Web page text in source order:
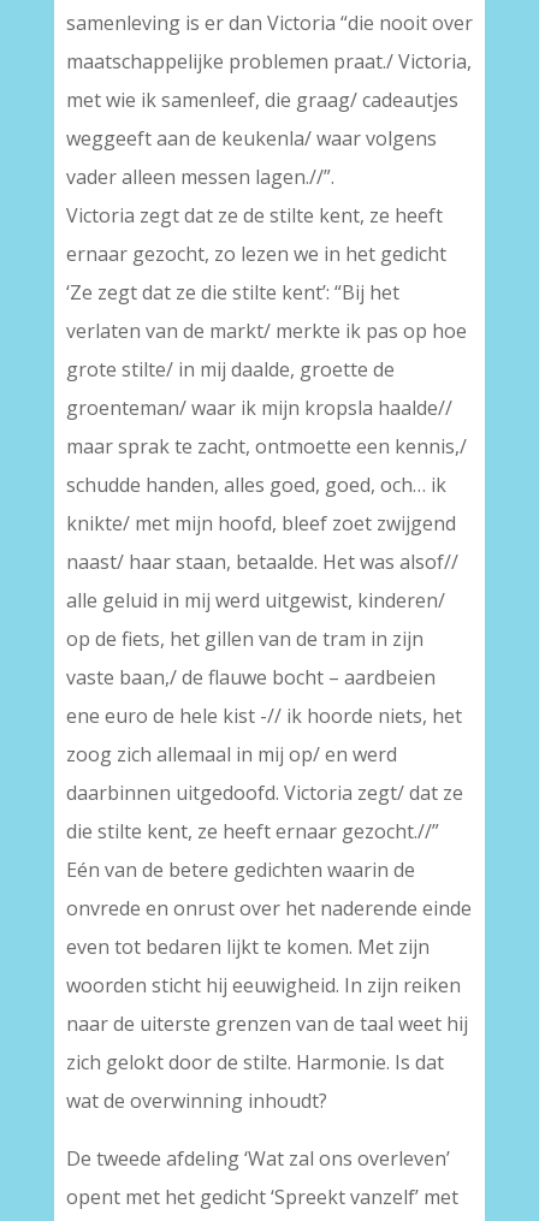
samenleving is er dan Victoria “die nooit over
maatschappelijke problemen praat./ Victoria,
met wie ik samenleef, die graag/ cadeautjes
weggeeft aan de keukenla/ waar volgens
vader alleen messen lagen.//”.
Victoria zegt dat ze de stilte kent, ze heeft
ernaar gezocht, zo lezen we in het gedicht
‘Ze zegt dat ze die stilte kent’: “Bij het
verlaten van de markt/ merkte ik pas op hoe
grote stilte/ in mij daalde, groette de
groenteman/ waar ik mijn kropsla haalde//
maar sprak te zacht, ontmoette een kennis,/
schudde handen, alles goed, goed, och… ik
knikte/ met mijn hoofd, bleef zoet zwijgend
naast/ haar staan, betaalde. Het was alsof//
alle geluid in mij werd uitgewist, kinderen/
op de fiets, het gillen van de tram in zijn
vaste baan,/ de flauwe bocht – aardbeien
ene euro de hele kist -// ik hoorde niets, het
zoog zich allemaal in mij op/ en werd
daarbinnen uitgedoofd. Victoria zegt/ dat ze
die stilte kent, ze heeft ernaar gezocht.//”
Eén van de betere gedichten waarin de
onvrede en onrust over het naderende einde
even tot bedaren lijkt te komen. Met zijn
woorden sticht hij eeuwigheid. In zijn reiken
naar de uiterste grenzen van de taal weet hij
zich gelokt door de stilte. Harmonie. Is dat
wat de overwinning inhoudt?
De tweede afdeling ‘Wat zal ons overleven’
opent met het gedicht ‘Spreekt vanzelf’ met